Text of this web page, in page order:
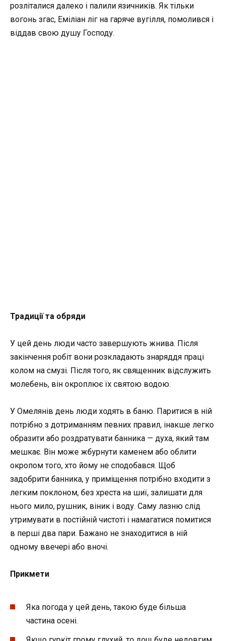
розліталися далеко і палили язичників. Як тільки
вогонь згас, Еміліан ліг на гаряче вугілля, помолився і
віддав свою душу Господу.
Традиції та обряди
У цей день люди часто завершують жнива. Після
закінчення робіт вони розкладають знаряддя праці
колом на смузі. Після того, як священник відслужить
молебень, він окроплює їх святою водою.
У Омелянів день люди ходять в баню. Паритися в ній
потрібно з дотриманням певних правил, інакше легко
образити або роздратувати банника — духа, який там
мешкає. Він може жбурнути каменем або облити
окропом того, хто йому не сподобався. Щоб
задобрити банника, у приміщення потрібно входити з
легким поклоном, без хреста на шиї, залишати для
нього мило, рушник, віник і воду. Саму лазню слід
утримувати в постійній чистоті і намагатися помитися
в перші два пари. Бажано не знаходитися в ній
одному ввечері або вночі.
Прикмети
Яка погода у цей день, такою буде більша
частина осені.